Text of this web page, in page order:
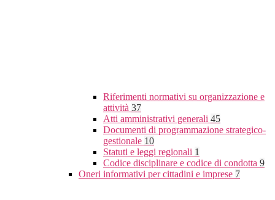
Riferimenti normativi su organizzazione e
attività 37
Atti amministrativi generali 45
Documenti di programmazione strategico-
gestionale 10
Statuti e leggi regionali 1
Codice disciplinare e codice di condotta 9
Oneri informativi per cittadini e imprese 7